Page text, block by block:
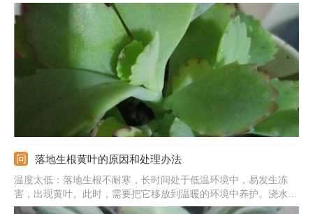
进行养殖，20摄氏度左右的室内最宜。在注意多晒太阳的同时也要
多多地进行补水工作。同时也要注意不可以浇水过多。一般情况下
不需要施肥。
落地生根黄叶的原因和处理办法
温度太低：落地生根不耐寒，长时间处于低温环境中，易发生冻
害，出现黄叶。此时，需要把它移放到温暖的环境中养护。浇水过
多：频繁浇水会导致盆土积水，使它产生黄叶。此时，需要为它松